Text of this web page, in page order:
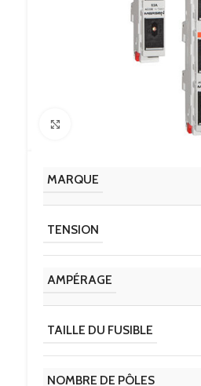
MARQUE
TENSION
AMPÉRAGE
TAILLE DU FUSIBLE
NOMBRE DE PÔLES